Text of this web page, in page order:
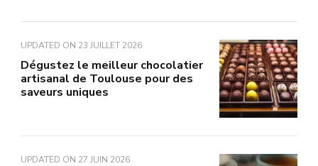
UPDATED ON 23 JUILLET 2026
Dégustez le meilleur chocolatier
artisanal de Toulouse pour des
saveurs uniques
UPDATED ON 27 JUIN 2026